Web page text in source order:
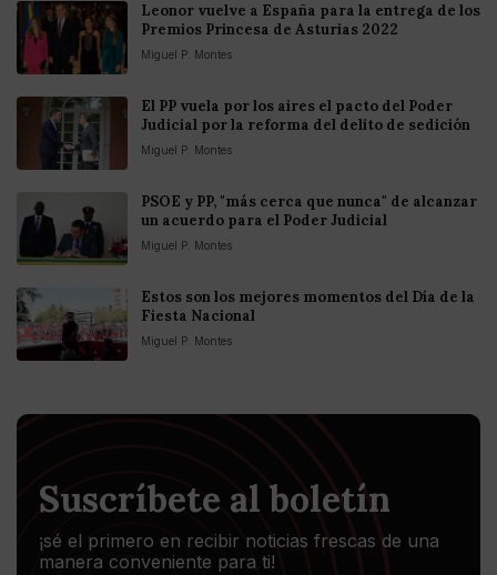
Leonor vuelve a España para la entrega de los
Premios Princesa de Asturias 2022
Miguel P. Montes
El PP vuela por los aires el pacto del Poder
Judicial por la reforma del delito de sedición
Miguel P. Montes
PSOE y PP, "más cerca que nunca" de alcanzar
un acuerdo para el Poder Judicial
Miguel P. Montes
Estos son los mejores momentos del Día de la
Fiesta Nacional
Miguel P. Montes
Suscríbete al boletín
¡sé el primero en recibir noticias frescas de una
manera conveniente para ti!